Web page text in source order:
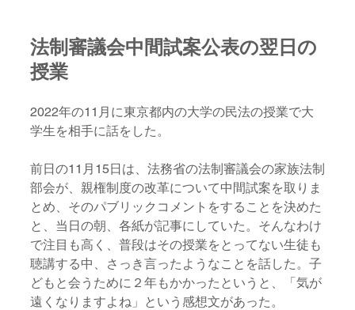
法制審議会中間試案公表の翌日の
授業
2022年の11月に東京都内の大学の民法の授業で大
学生を相手に話をした。
前日の11月15日は、法務省の法制審議会の家族法制
部会が、親権制度の改革について中間試案を取りま
とめ、そのパブリックコメントをすることを決めた
と、当日の朝、各紙が記事にしていた。そんなわけ
で注目も高く、普段はその授業をとってない生徒も
聴講する中、さっき言ったようなことを話した。子
どもと会うために２年もかかったというと、「気が
遠くなりますよね」という感想文があった。